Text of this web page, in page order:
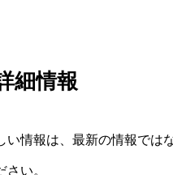
細情報
情報は、最新の情報では
い。